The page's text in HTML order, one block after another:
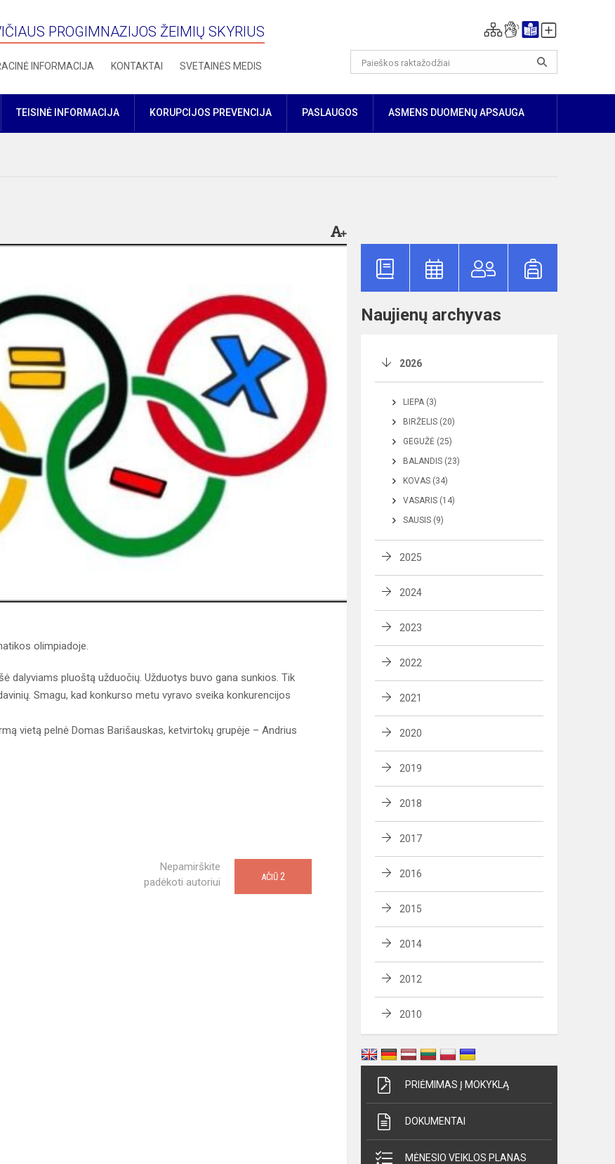
PROGIMNAZIJOS ŽEIMIŲ SKYRIUS
INFORMACIJA KONTAKTAI SVETAINĖS MEDIS
TEISINĖ INFORMACIJA KORUPCIJOS PREVENCIJA PASLAUGOS ASMENS DUOMENŲ APSAUGA
olimpiadoje.
dalyviams pluoštą užduočių. Užduotys buvo gana sunkios. Tik
Smagu, kad konkurso metu vyravo sveika konkurencijos
vietą pelnė Domas Barišauskas, ketvirtokų grupėje – Andrius
Nepamirškite
padėkoti autoriui
AČIŪ 2
Naujienų archyvas
2026
LIEPA (3)
BIRŽELIS (20)
GEGUŽĖ (25)
BALANDIS (23)
KOVAS (34)
VASARIS (14)
SAUSIS (9)
2025
2024
2023
2022
2021
2020
2019
2018
2017
2016
2015
2014
2012
2010
PRIĖMIMAS Į MOKYKLĄ
DOKUMENTAI
MĖNESIO VEIKLOS PLANAS